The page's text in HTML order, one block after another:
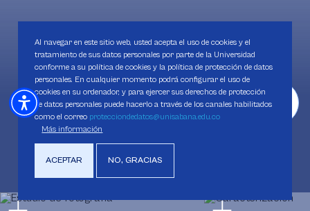
Al navegar en este sitio web, usted acepta el uso de cookies y el
tratamiento de sus datos personales por parte de la Universidad
conforme a su política de cookies y la política de protección de datos
personales. En cualquier momento podrá configurar el uso de
cookies en su ordenador, y para ejercer sus derechos de protección
de datos personales puede hacerlo a través de los canales habilitados
como el correo protecciondedatos@unisabana.edu.co
Más información
ACEPTAR NO, GRACIAS